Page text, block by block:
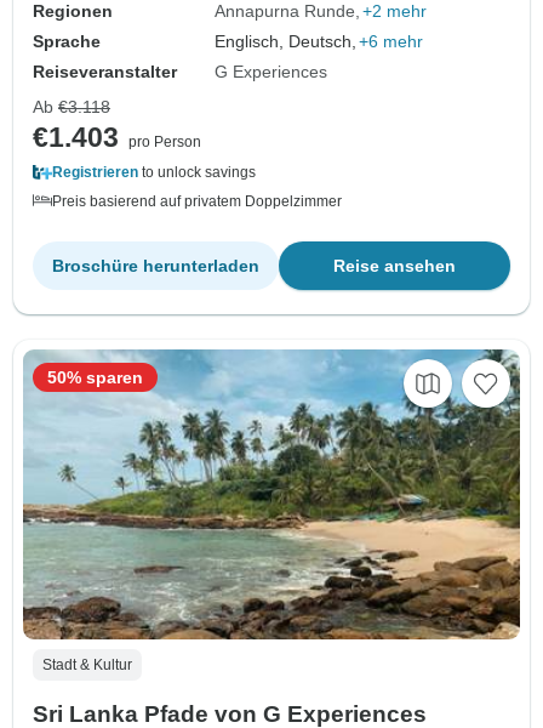
Regionen
Annapurna Runde +2 mehr
Sprache
Englisch, Deutsch, +6 mehr
Reiseveranstalter
G Experiences
Ab €3.118
€1.403
pro Person
Registrieren to unlock savings
Preis basierend auf privatem Doppelzimmer
Reise ansehen
Broschüre herunterladen
Stadt & Kultur
Sri Lanka Pfade von G Experiences
50% sparen